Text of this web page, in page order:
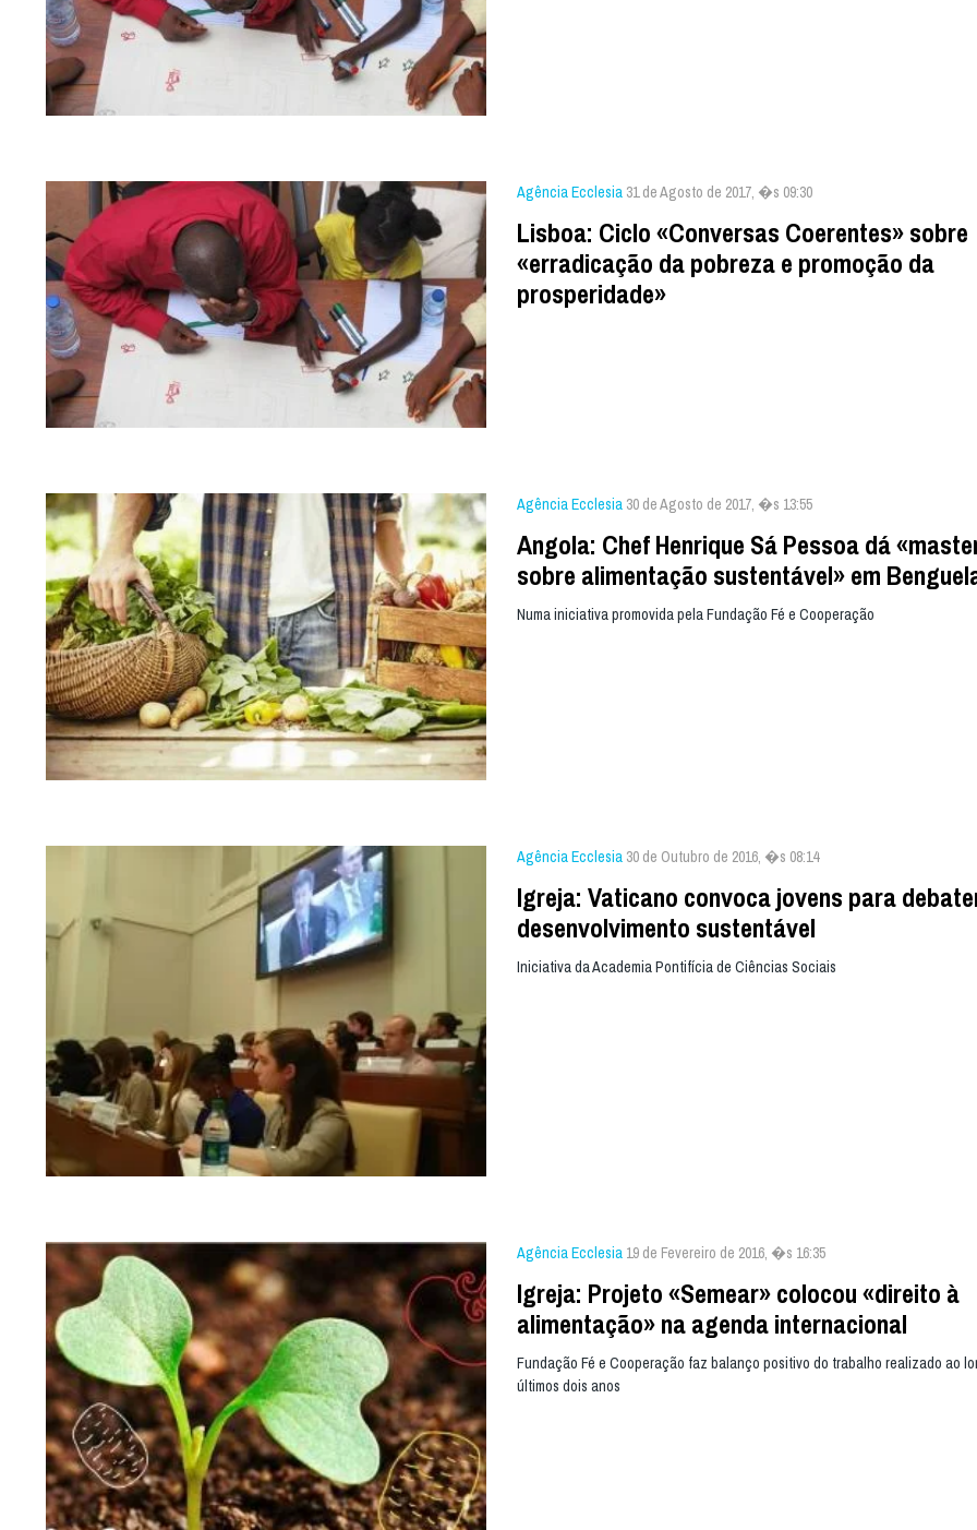
Agência Ecclesia 31 de Agosto de 2017, �s 09:30
Lisboa: Ciclo «Conversas Coerentes» sobre
«erradicação da pobreza e promoção da
prosperidade»
Agência Ecclesia 30 de Agosto de 2017, �s 13:55
Angola: Chef Henrique Sá Pessoa dá
sobre alimentação sustentável» em
Numa iniciativa promovida pela Fundação Fé e Cooperação
Agência Ecclesia 30 de Outubro de 2016, �s 08:14
Igreja: Vaticano convoca jovens para
desenvolvimento sustentável
Iniciativa da Academia Pontifícia de Ciências Sociais
Agência Ecclesia 19 de Fevereiro de 2016, �s 16:35
Igreja: Projeto «Semear» colocou «direito à
alimentação» na agenda internacional
Fundação Fé e Cooperação faz balanço positivo do trabalho realizado ao
últimos dois anos